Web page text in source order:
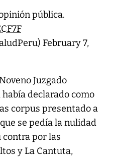
pública.
February 7,
Juzgado
declarado como
corpus presentado a
se pedía la nulidad
contra por las
y La Cantuta,